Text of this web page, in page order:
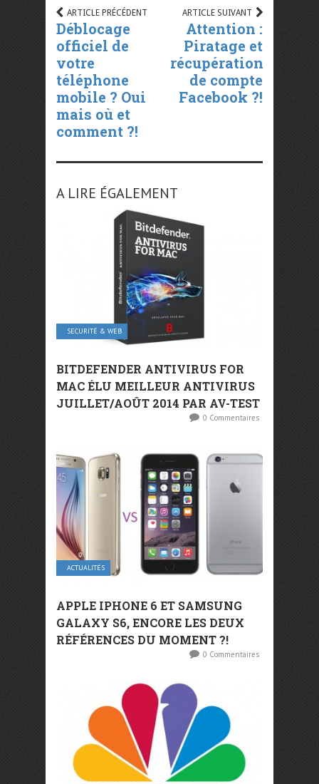
ARTICLE PRÉCÉDENT
Déblocage
officiel de
votre
téléphone
mobile ? Oui
mais où et
comment ?!
ARTICLE SUIVANT
Attention :
Piratage et
récupération
de compte
Facebook ?!
A LIRE ÉGALEMENT
SECURITÉ & WEB
BITDEFENDER ANTIVIRUS FOR
MAC ÉLU MEILLEUR ANTIVIRUS
JUILLET/AOÛT 2014 PAR AV-TEST
0 Commentaires
ACTUALITÉS
APPLE IPHONE 6 ET SAMSUNG
GALAXY S6, ENCORE LES DEUX
RÉFÉRENCES DU MOMENT ?!
0 Commentaires